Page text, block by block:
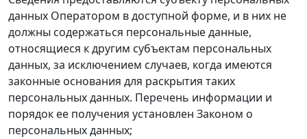
данных Оператором в доступной форме, и в них не
должны содержаться персональные данные,
относящиеся к другим субъектам персональных
данных, за исключением случаев, когда имеются
законные основания для раскрытия таких
персональных данных. Перечень информации и
порядок ее получения установлен Законом о
персональных данных;